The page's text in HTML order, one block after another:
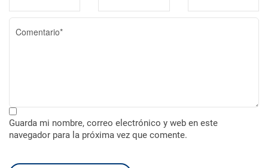
Guarda mi nombre, correo electrónico y web en este
navegador para la próxima vez que comente.